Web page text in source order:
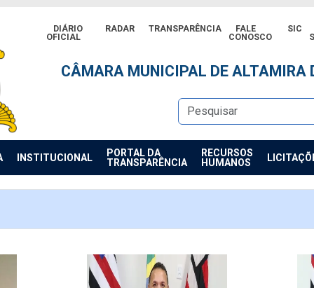
DIÁRIO
OFICIAL
RADAR TRANSPARÊNCIA
FALE
CONOSCO
SIC
CÂMARA MUNICIPAL DE ALTAMIRA
FINALÍSTICAS – PODER LEGISLATIVO
INSTITUCIONAL
PORTAL DA
TRANSPARÊNCIA
RECURSOS
HUMANOS